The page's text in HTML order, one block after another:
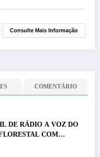
Consulte Mais Informação
COMENTÁRIO
DE RÁDIO A VOZ DO
COM